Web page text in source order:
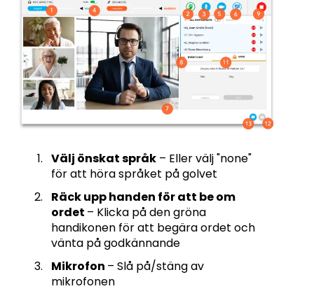
Välj önskat språk – Eller välj "none"
för att höra språket på golvet
Räck upp handen för att be om
ordet – Klicka på den gröna
handikonen för att begära ordet och
vänta på godkännande
Mikrofon – Slå på/stäng av
mikrofonen